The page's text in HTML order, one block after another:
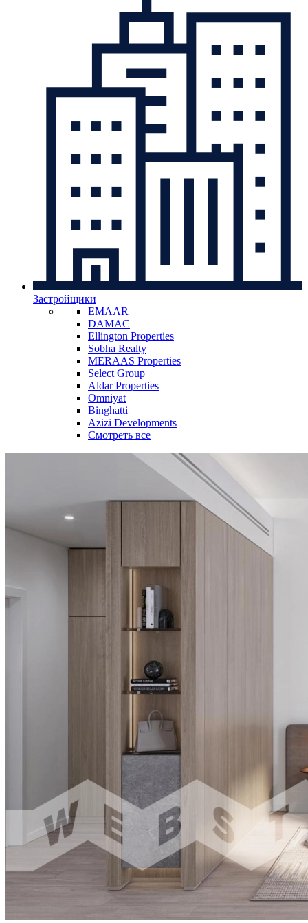
Застройщики
EMAAR
DAMAC
Ellington Properties
Sobha Realty
MERAAS Properties
Select Group
Aldar Properties
Omniyat
Binghatti
Azizi Developments
Смотреть все